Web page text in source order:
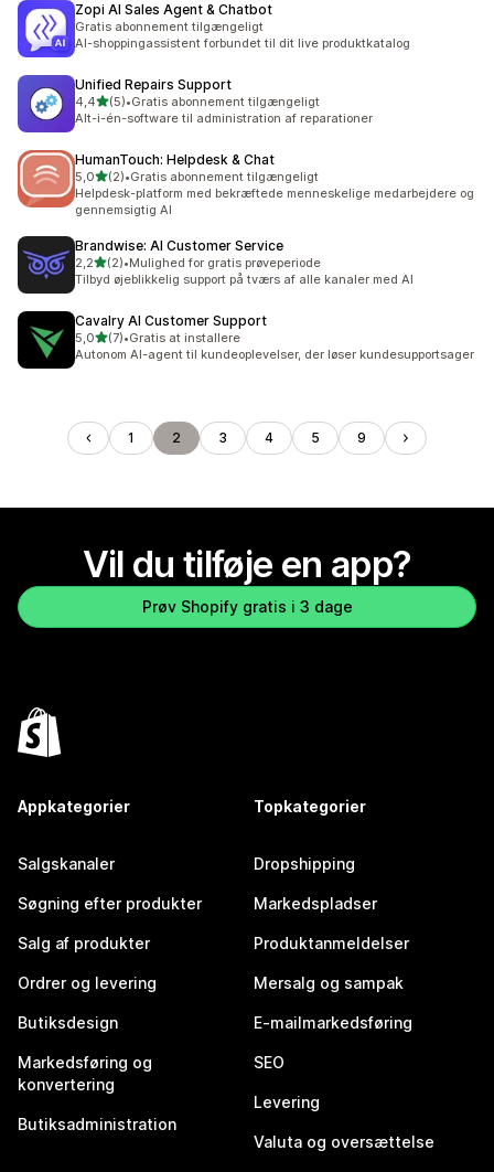
Zopi AI Sales Agent & Chatbot
Gratis abonnement tilgængeligt
AI-shoppingassistent forbundet til dit live produktkatalog
Unified Repairs Support
4,4ud af 5 stjerner
(5)
5 anmeldelser i alt
•Gratis abonnement tilgængeligt
Alt-i-én-software til administration af reparationer
HumanTouch: Helpdesk & Chat
5,0ud af 5 stjerner
(2)
2 anmeldelser i alt
•Gratis abonnement tilgængeligt
Helpdesk-platform med bekræftede menneskelige medarbejdere og
gennemsigtig AI
Brandwise: AI Customer Service
2,2ud af 5 stjerner
(2)
2 anmeldelser i alt
•Mulighed for gratis prøveperiode
Tilbyd øjeblikkelig support på tværs af alle kanaler med AI
Cavalry AI Customer Support
5,0ud af 5 stjerner
(7)
7 anmeldelser i alt
•Gratis at installere
Autonom AI-agent til kundeoplevelser, der løser kundesupportsager
1 2 3 4 5 9
Vil du tilføje en app?
Prøv Shopify gratis i 3 dage
Appkategorier
Salgskanaler
Søgning efter produkter
Salg af produkter
Ordrer og levering
Butiksdesign
Markedsføring og
konvertering
Butiksadministration
Topkategorier
Dropshipping
Markedspladser
Produktanmeldelser
Mersalg og sampak
E-mailmarkedsføring
SEO
Levering
Valuta og oversættelse